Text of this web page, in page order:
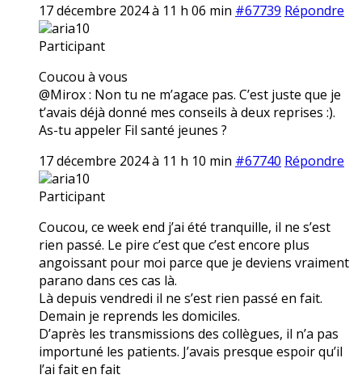
17 décembre 2024 à 11 h 06 min #67739 Répondre
aria10
Participant
Coucou à vous
@Mirox : Non tu ne m’agace pas. C’est juste que je
t’avais déjà donné mes conseils à deux reprises :).
As-tu appeler Fil santé jeunes ?
17 décembre 2024 à 11 h 10 min #67740 Répondre
aria10
Participant
Coucou, ce week end j’ai été tranquille, il ne s’est
rien passé. Le pire c’est que c’est encore plus
angoissant pour moi parce que je deviens vraiment
parano dans ces cas là.
Là depuis vendredi il ne s’est rien passé en fait.
Demain je reprends les domiciles.
D’après les transmissions des collègues, il n’a pas
importuné les patients. J’avais presque espoir qu’il
l’ai fait en fait